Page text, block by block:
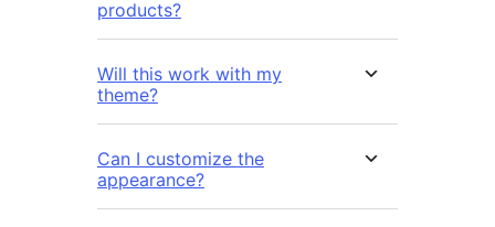
products?
Will this work with my
theme?
Can I customize the
appearance?